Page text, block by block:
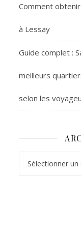
Comment
à Lessay
Guide complet :
meilleurs
selon les